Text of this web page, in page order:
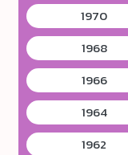
1970
1968
1966
1964
1962